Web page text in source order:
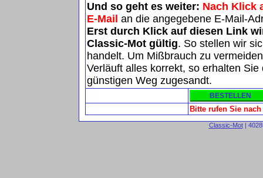
Und so geht es weiter: Nach Klick
E-Mail an die angegebene E-Mail-
Erst durch Klick auf diesen Link
Classic-Mot gültig. So stellen wir
handelt. Um Mißbrauch zu
Verläuft alles korrekt, so erhalten
günstigen Weg zugesandt.
Bitte rufen Sie
Classic-Mot|